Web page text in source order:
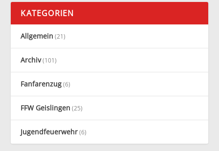
KATEGORIEN
Allgemein (21)
Archiv(101)
Fanfarenzug(6)
FFW Geislingen (25)
Jugendfeuerwehr(6)